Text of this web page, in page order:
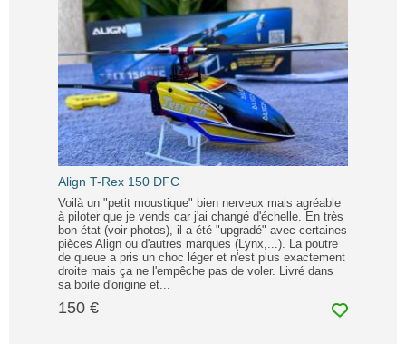
Align T-Rex 150 DFC
Voilà un "petit moustique" bien nerveux mais agréable
à piloter que je vends car j'ai changé d'échelle. En très
bon état (voir photos), il a été "upgradé" avec certaines
pièces Align ou d'autres marques (Lynx,...). La poutre
de queue a pris un choc léger et n'est plus exactement
droite mais ça ne l'empêche pas de voler. Livré dans
sa boite d'origine et...
150 €